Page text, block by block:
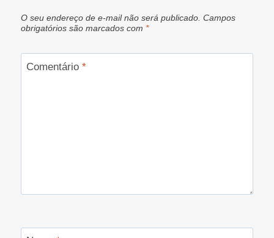
O seu endereço de e-mail não será publicado. Campos
obrigatórios são marcados com *
Comentário *